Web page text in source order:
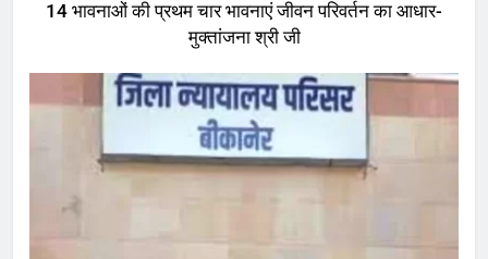
14 भावनाओं की प्रथम चार भावनाएं जीवन परिवर्तन का आधार-
मुक्तांजना श्री जी